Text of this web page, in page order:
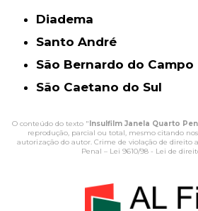
Diadema
Santo André
São Bernardo do Campo
São Caetano do Sul
O conteúdo do texto "Insulfilm Janela Quarto
reprodução, parcial ou total, mesmo citando
autorização do autor. Crime de violação de direito
Penal – Lei 9610/98 - Lei de